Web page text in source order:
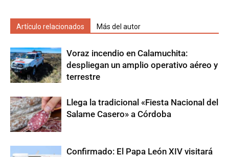
Artículo relacionados Más del autor
Voraz incendio en Calamuchita:
despliegan un amplio operativo aéreo y
terrestre
Llega la tradicional «Fiesta Nacional del
Salame Casero» a Córdoba
Confirmado: El Papa León XIV visitará